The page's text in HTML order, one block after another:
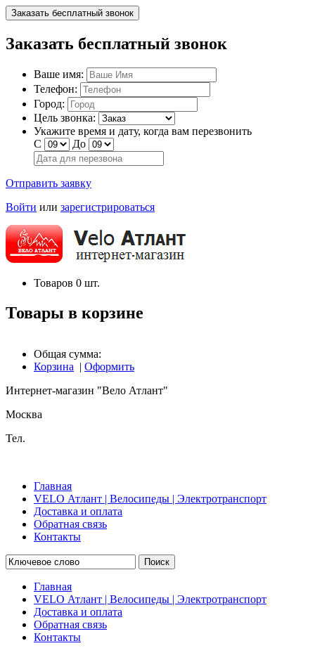
Заказать бесплатный звонок
Заказать бесплатный звонок
Ваше имя:
Телефон:
Город:
Цель звонка:
Укажите время и дату, когда вам перезвонить
С
До
Отправить заявку
Войти или зарегистрироваться
Товаров 0 шт.
Товары в корзине
Общая сумма:
Корзина | Оформить
Интернет-магазин "Вело Атлант"
Москва
Тел.
Главная
VELO Атлант | Велосипеды | Электротранспорт
Доставка и оплата
Обратная связь
Контакты
Поиск
Главная
VELO Атлант | Велосипеды | Электротранспорт
Доставка и оплата
Обратная связь
Контакты